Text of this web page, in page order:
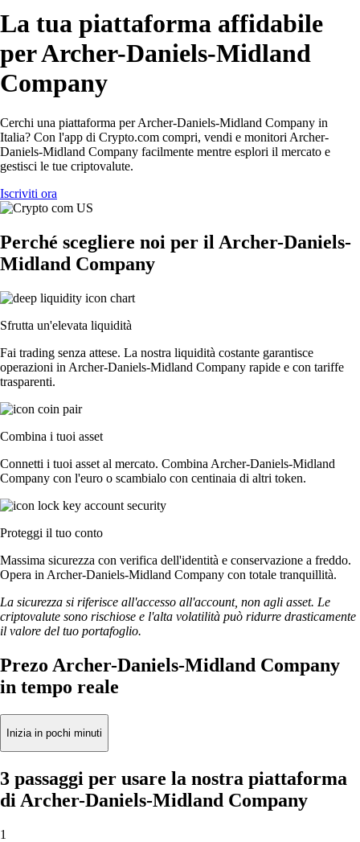
La tua piattaforma affidabile
per Archer-Daniels-Midland
Company
Cerchi una piattaforma per Archer-Daniels-Midland Company in
Italia? Con l'app di Crypto.com compri, vendi e monitori Archer-
Daniels-Midland Company facilmente mentre esplori il mercato e
gestisci le tue criptovalute.
Iscriviti ora
Perché scegliere noi per il Archer-Daniels-
Midland Company
Sfrutta un'elevata liquidità
Fai trading senza attese. La nostra liquidità costante garantisce
operazioni in Archer-Daniels-Midland Company rapide e con tariffe
trasparenti.
Combina i tuoi asset
Connetti i tuoi asset al mercato. Combina Archer-Daniels-Midland
Company con l'euro o scambialo con centinaia di altri token.
Proteggi il tuo conto
Massima sicurezza con verifica dell'identità e conservazione a freddo.
Opera in Archer-Daniels-Midland Company con totale tranquillità.
La sicurezza si riferisce all'accesso all'account, non agli asset. Le
criptovalute sono rischiose e l'alta volatilità può ridurre drasticamente
il valore del tuo portafoglio.
Prezo Archer-Daniels-Midland Company
in tempo reale
Inizia in pochi minuti
3 passaggi per usare la nostra piattaforma
di Archer-Daniels-Midland Company
1